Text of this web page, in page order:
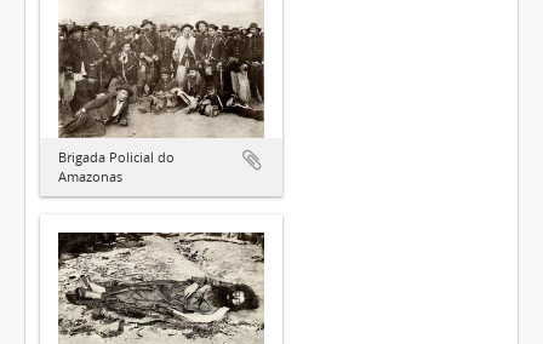
Brigada Policial do
Amazonas